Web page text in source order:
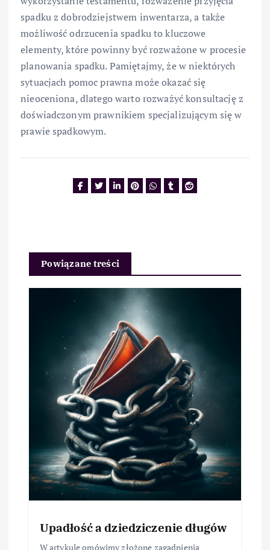
spadku z dobrodziejstwem inwentarza, a także
możliwość odrzucenia spadku to kluczowe
elementy, które powinny być rozważone w procesie
planowania spadku. Pamiętajmy, że w niektórych
sytuacjach pomoc prawna może okazać się
nieoceniona, dlatego warto rozważyć konsultację z
doświadczonym prawnikiem specjalizującym się w
prawie spadkowym.
Powiązane treści
Upadłość a dziedziczenie długów
W artykule omówimy złożone zagadnienia